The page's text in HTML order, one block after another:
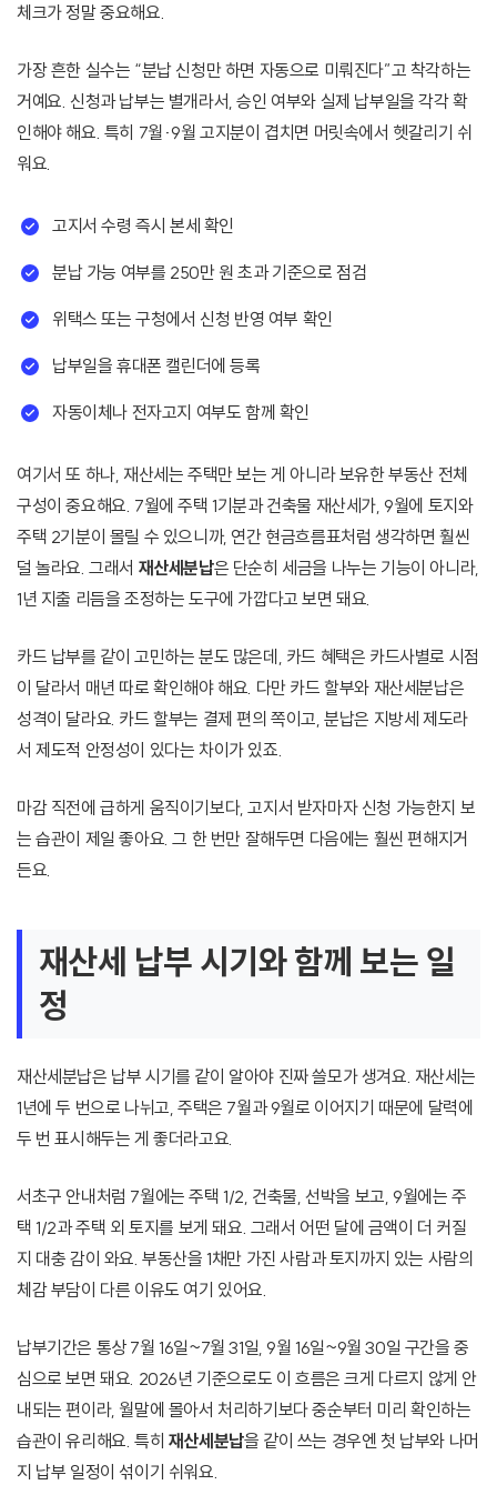
체크가 정말 중요해요.
가장 흔한 실수는 “분납 신청만 하면 자동으로 미뤄진다”고 착각하는
거예요. 신청과 납부는 별개라서, 승인 여부와 실제 납부일을 각각 확
인해야 해요. 특히 7월·9월 고지분이 겹치면 머릿속에서 헷갈리기 쉬
워요.
고지서 수령 즉시 본세 확인
분납 가능 여부를 250만 원 초과 기준으로 점검
위택스 또는 구청에서 신청 반영 여부 확인
납부일을 휴대폰 캘린더에 등록
자동이체나 전자고지 여부도 함께 확인
여기서 또 하나, 재산세는 주택만 보는 게 아니라 보유한 부동산 전체
구성이 중요해요. 7월에 주택 1기분과 건축물 재산세가, 9월에 토지와
주택 2기분이 몰릴 수 있으니까, 연간 현금흐름표처럼 생각하면 훨씬
덜 놀라요. 그래서 재산세분납은 단순히 세금을 나누는 기능이 아니라,
1년 지출 리듬을 조정하는 도구에 가깝다고 보면 돼요.
카드 납부를 같이 고민하는 분도 많은데, 카드 혜택은 카드사별로 시점
이 달라서 매년 따로 확인해야 해요. 다만 카드 할부와 재산세분납은
성격이 달라요. 카드 할부는 결제 편의 쪽이고, 분납은 지방세 제도라
서 제도적 안정성이 있다는 차이가 있죠.
마감 직전에 급하게 움직이기보다, 고지서 받자마자 신청 가능한지 보
는 습관이 제일 좋아요. 그 한 번만 잘해두면 다음에는 훨씬 편해지거
든요.
재산세 납부 시기와 함께 보는 일
정
재산세분납은 납부 시기를 같이 알아야 진짜 쓸모가 생겨요. 재산세는
1년에 두 번으로 나뉘고, 주택은 7월과 9월로 이어지기 때문에 달력에
두 번 표시해두는 게 좋더라고요.
서초구 안내처럼 7월에는 주택 1/2, 건축물, 선박을 보고, 9월에는 주
택 1/2과 주택 외 토지를 보게 돼요. 그래서 어떤 달에 금액이 더 커질
지 대충 감이 와요. 부동산을 1채만 가진 사람과 토지까지 있는 사람의
체감 부담이 다른 이유도 여기 있어요.
납부기간은 통상 7월 16일~7월 31일, 9월 16일~9월 30일 구간을 중
심으로 보면 돼요. 2026년 기준으로도 이 흐름은 크게 다르지 않게 안
내되는 편이라, 월말에 몰아서 처리하기보다 중순부터 미리 확인하는
습관이 유리해요. 특히 재산세분납을 같이 쓰는 경우엔 첫 납부와 나머
지 납부 일정이 섞이기 쉬워요.